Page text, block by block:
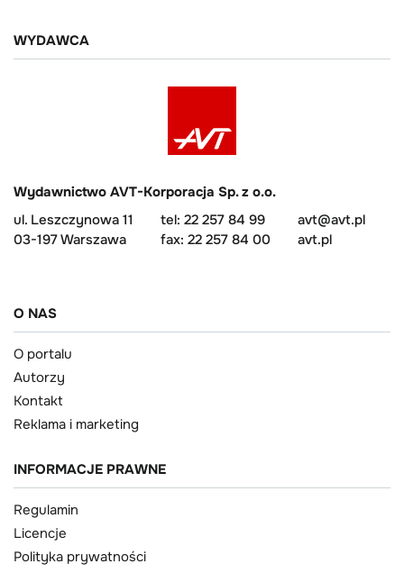
WYDAWCA
Wydawnictwo AVT-Korporacja Sp. z o.o.
ul. Leszczynowa 11
03-197 Warszawa
tel: 22 257 84 99
fax: 22 257 84 00
avt@avt.pl
avt.pl
O NAS
O portalu
Autorzy
Kontakt
Reklama i marketing
INFORMACJE PRAWNE
Regulamin
Licencje
Polityka prywatności